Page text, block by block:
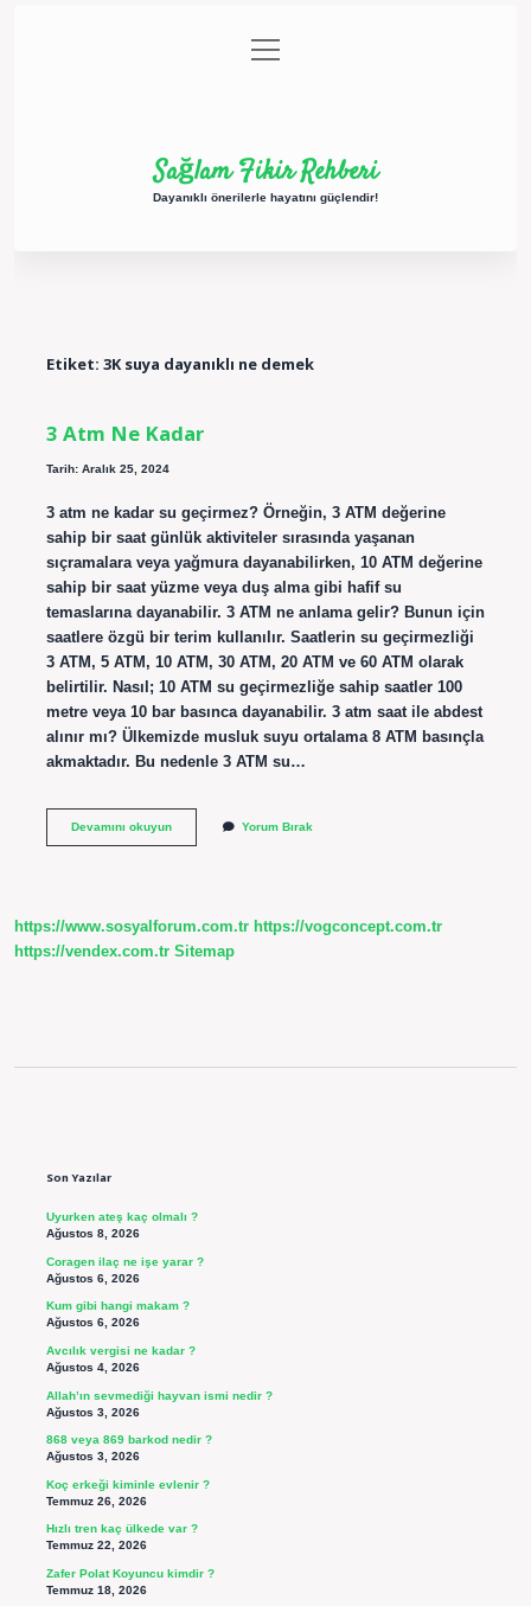
Gizlilik Politikası
menüyü
aç
Sağlam Fikir Rehberi
Dayanıklı önerilerle hayatını güçlendir!
Etiket: 3K suya dayanıklı ne demek
3 Atm Ne Kadar
Tarih: Aralık 25, 2024
3 atm ne kadar su geçirmez? Örneğin, 3 ATM değerine
sahip bir saat günlük aktiviteler sırasında yaşanan
sıçramalara veya yağmura dayanabilirken, 10 ATM değerine
sahip bir saat yüzme veya duş alma gibi hafif su
temaslarına dayanabilir. 3 ATM ne anlama gelir? Bunun için
saatlere özgü bir terim kullanılır. Saatlerin su geçirmezliği
3 ATM, 5 ATM, 10 ATM, 30 ATM, 20 ATM ve 60 ATM olarak
belirtilir. Nasıl; 10 ATM su geçirmezliğe sahip saatler 100
metre veya 10 bar basınca dayanabilir. 3 atm saat ile abdest
alınır mı? Ülkemizde musluk suyu ortalama 8 ATM basınçla
akmaktadır. Bu nedenle 3 ATM su…
Devamını okuyun3
Yorum Bırak
https://www.sosyalforum.com.tr https://vogconcept.com.tr
https://vendex.com.tr Sitemap
Son Yazılar
Uyurken ateş kaç olmalı ?
Ağustos 8, 2026
Coragen ilaç ne işe yarar ?
Ağustos 6, 2026
Kum gibi hangi makam ?
Ağustos 6, 2026
Avcılık vergisi ne kadar ?
Ağustos 4, 2026
Allah’ın sevmediği hayvan ismi nedir ?
Ağustos 3, 2026
868 veya 869 barkod nedir ?
Ağustos 3, 2026
Koç erkeği kiminle evlenir ?
Temmuz 26, 2026
Hızlı tren kaç ülkede var ?
Temmuz 22, 2026
Zafer Polat Koyuncu kimdir ?
Temmuz 18, 2026